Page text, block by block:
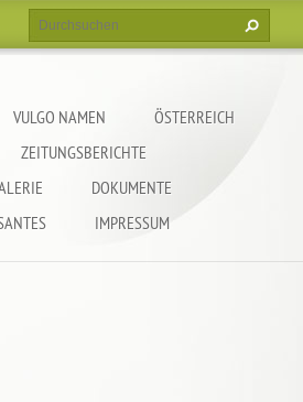
VULGO NAMEN
ÖSTERREICH
ZEITUNGSBERICHTE
DOKUMENTE
IMPRESSUM